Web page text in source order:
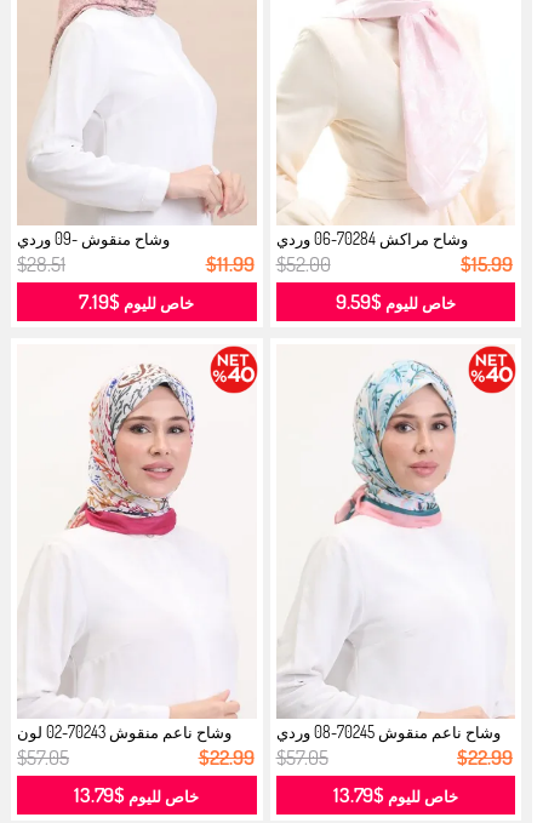
وشاح مراكش 70284-06 وردي
$52.00 $15.99
خاص لليوم$9.59
وشاح منقوش -09 وردي
$28.51 $11.99
خاص لليوم $7.19
وشاح ناعم منقوش 70245-08 وردي
فاتح ...
$57.05 $22.99
خاص لليوم$13.79
وشاح ناعم منقوش 70243-02 لون
الخردل...
$57.05 $22.99
خاص لليوم $13.79